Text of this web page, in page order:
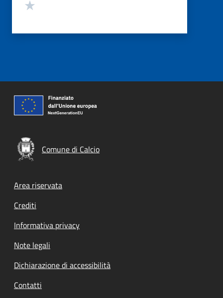
Comune di Calcio
Footer menu
Area riservata
Crediti
Informativa privacy
Note legali
Dichiarazione di accessibilità
Contatti